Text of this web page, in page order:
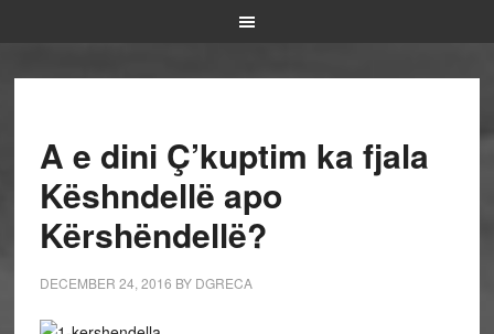
A e dini Ç’kuptim ka fjala
Këshndellë apo
Kërshëndellë?
DECEMBER 24, 2016 BY DGRECA